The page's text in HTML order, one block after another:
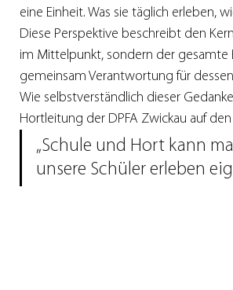
eine Einheit. Was sie täglich erleben,
Diese Perspektive beschreibt den
im Mittelpunkt, sondern der gesamte
gemeinsam Verantwortung für
Wie selbstverständlich dieser
Hortleitung der DPFA Zwickau auf den
„Schule und Hort kann
unsere Schüler erleben